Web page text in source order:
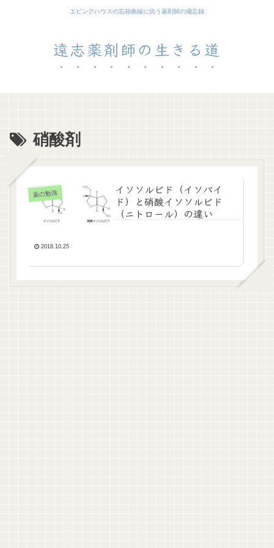
エビングハウスの忘却曲線に抗う薬剤師の備忘録
遠志薬剤師の生きる道
硝酸剤
薬の勉強
イソソルビド（イソバイ
ド）と硝酸イソソルビド
（ニトロール）の違い
2018.10.25